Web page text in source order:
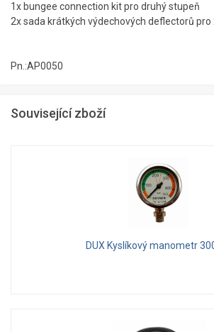
1x bungee connection kit pro druhý stupeň
2x sada krátkých výdechových deflectorů pro
Pn.:AP0050
Související zboží
DUX Kyslíkový manometr